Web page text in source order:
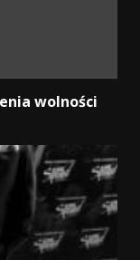
wolności